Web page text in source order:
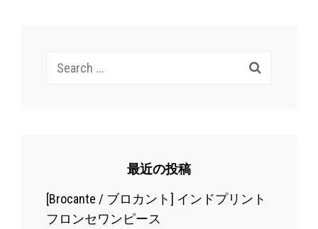
Search
最近の投稿
[Brocante / ブロカント] インドプリント
フロンセワンピース